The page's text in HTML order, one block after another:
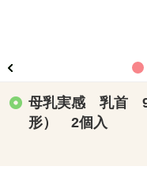
母乳実感 乳首 9
形） 2個入